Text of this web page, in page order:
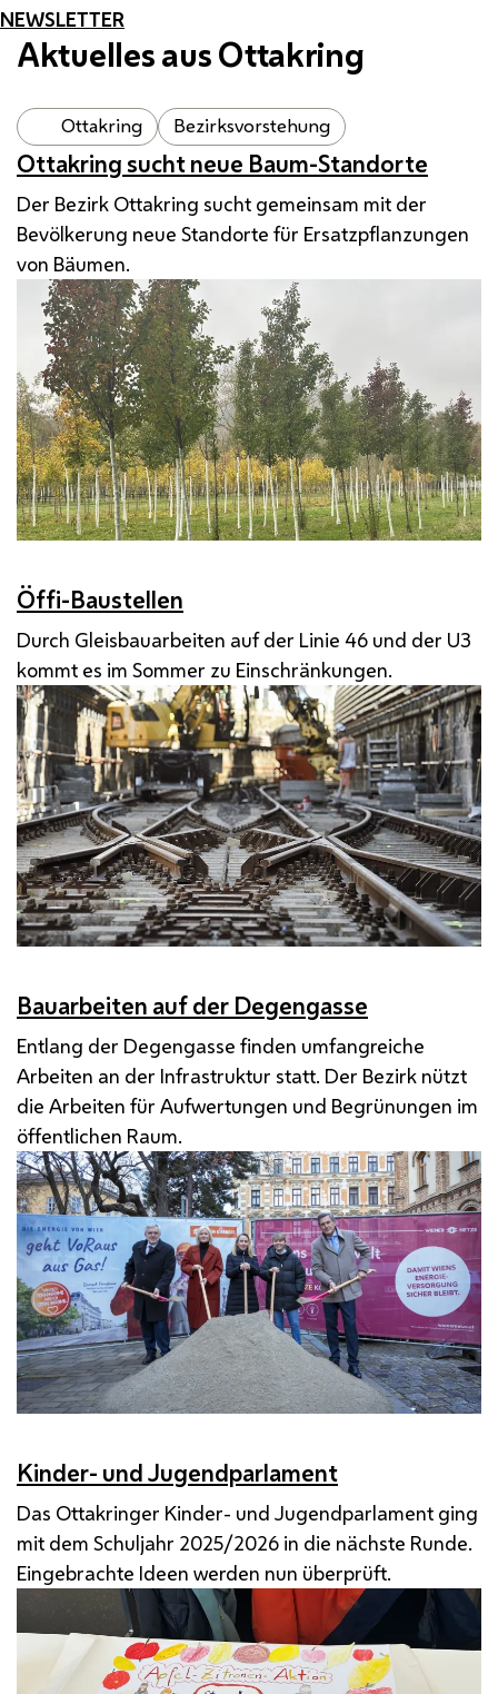
NEWSLETTER
Aktuelles aus Ottakring
Ottakring Bezirksvorstehung
Ottakring sucht neue Baum-Standorte
Der Bezirk Ottakring sucht gemeinsam mit der
Bevölkerung neue Standorte für Ersatzpflanzungen
von Bäumen.
Öffi-Baustellen
Durch Gleisbauarbeiten auf der Linie 46 und der U3
kommt es im Sommer zu Einschränkungen.
Bauarbeiten auf der Degengasse
Entlang der Degengasse finden umfangreiche
Arbeiten an der Infrastruktur statt. Der Bezirk nützt
die Arbeiten für Aufwertungen und Begrünungen im
öffentlichen Raum.
Kinder- und Jugendparlament
Das Ottakringer Kinder- und Jugendparlament ging
mit dem Schuljahr 2025/2026 in die nächste Runde.
Eingebrachte Ideen werden nun überprüft.